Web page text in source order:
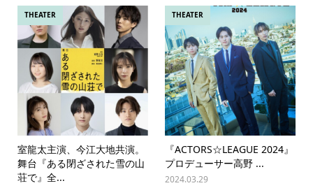
THEATER
室⿓太主演、今江⼤地共演。
舞台『ある閉ざされた雪の⼭
荘で』全...
THEATER
『ACTORS☆LEAGUE 2024』
プロデューサー高野 ...
2024.03.29